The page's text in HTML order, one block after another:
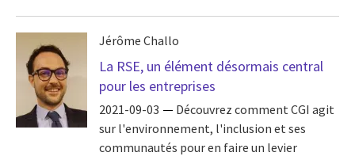
Jérôme Challo
La RSE, un élément désormais central
pour les entreprises
2021-09-03
Découvrez comment CGI agit
sur l'environnement, l'inclusion et ses
communautés pour en faire un levier